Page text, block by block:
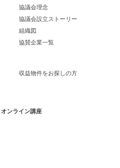
協議会理念
協議会設立ストーリー
組織図
協賛企業一覧
収益物件をお探しの方
オンライン講座